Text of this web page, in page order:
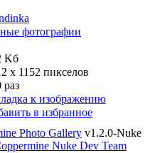
фотографии
Kб
x 1152 пикселов
раз
к изображению
в избранное
Photo Gallery v1.2.0-Nuke
Nuke Dev Team